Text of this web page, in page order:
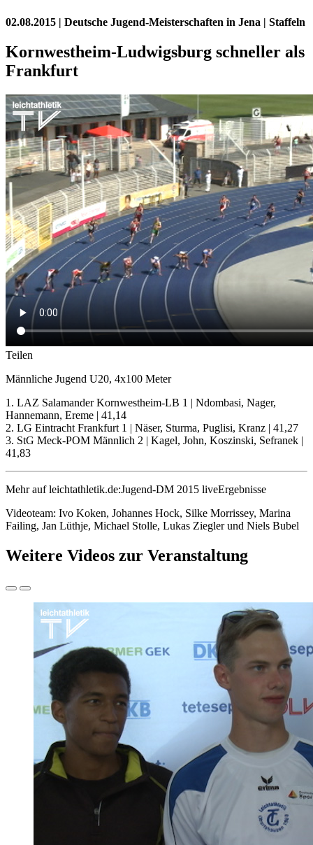
02.08.2015 | Deutsche Jugend-Meisterschaften in Jena | Staffeln
Kornwestheim-Ludwigsburg schneller als
Frankfurt
Teilen
Männliche Jugend U20, 4x100 Meter
1. LAZ Salamander Kornwestheim-LB 1 | Ndombasi, Nager,
Hannemann, Ereme | 41,14
2. LG Eintracht Frankfurt 1 | Näser, Sturma, Puglisi, Kranz | 41,27
3. StG Meck-POM Männlich 2 | Kagel, John, Koszinski, Sefranek |
41,83
Mehr auf leichtathletik.de:Jugend-DM 2015 liveErgebnisse
Videoteam: Ivo Koken, Johannes Hock, Silke Morrissey, Marina
Failing, Jan Lüthje, Michael Stolle, Lukas Ziegler und Niels Bubel
Weitere Videos zur Veranstaltung